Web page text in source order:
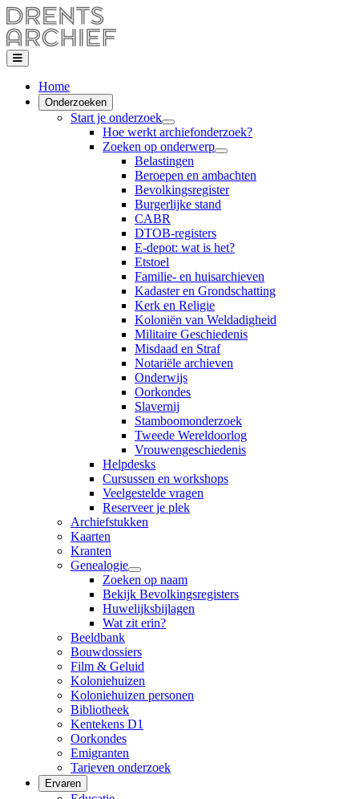
Home
Onderzoeken
Start je onderzoek
Hoe werkt archiefonderzoek?
Zoeken op onderwerp
Belastingen
Beroepen en ambachten
Bevolkingsregister
Burgerlijke stand
CABR
DTOB-registers
E-depot: wat is het?
Etstoel
Familie- en huisarchieven
Kadaster en Grondschatting
Kerk en Religie
Koloniën van Weldadigheid
Militaire Geschiedenis
Misdaad en Straf
Notariële archieven
Onderwijs
Oorkondes
Slavernij
Stamboomonderzoek
Tweede Wereldoorlog
Vrouwengeschiedenis
Helpdesks
Cursussen en workshops
Veelgestelde vragen
Reserveer je plek
Archiefstukken
Kaarten
Kranten
Genealogie
Zoeken op naam
Bekijk Bevolkingsregisters
Huwelijksbijlagen
Wat zit erin?
Beeldbank
Bouwdossiers
Film & Geluid
Koloniehuizen
Koloniehuizen personen
Bibliotheek
Kentekens D1
Oorkondes
Emigranten
Tarieven onderzoek
Ervaren